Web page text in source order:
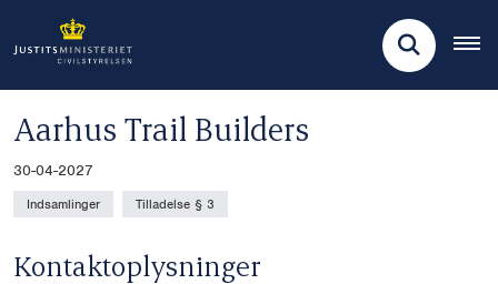
Aarhus Trail Builders
30-04-2027
Indsamlinger Tilladelse § 3
Kontaktoplysninger